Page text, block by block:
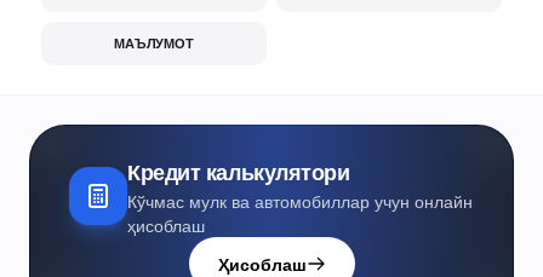
МАЪЛУМОТ
Кредит калькулятори
Кўчмас мулк ва автомобиллар учун онлайн
ҳисоблаш
Ҳисоблаш